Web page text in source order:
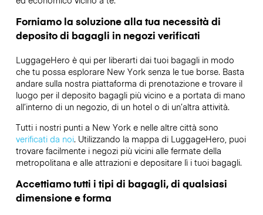
Forniamo la soluzione alla tua necessità di
deposito di bagagli in negozi verificati
LuggageHero è qui per liberarti dai tuoi bagagli in modo
che tu possa esplorare New York senza le tue borse. Basta
andare sulla nostra piattaforma di prenotazione e trovare il
luogo per il deposito bagagli più vicino e a portata di mano
all’interno di un negozio, di un hotel o di un’altra attività.
Tutti i nostri punti a New York e nelle altre città sono
verificati da noi. Utilizzando la mappa di LuggageHero, puoi
trovare facilmente i negozi più vicini alle fermate della
metropolitana e alle attrazioni e depositare lì i tuoi bagagli.
Accettiamo tutti i tipi di bagagli, di qualsiasi
dimensione e forma